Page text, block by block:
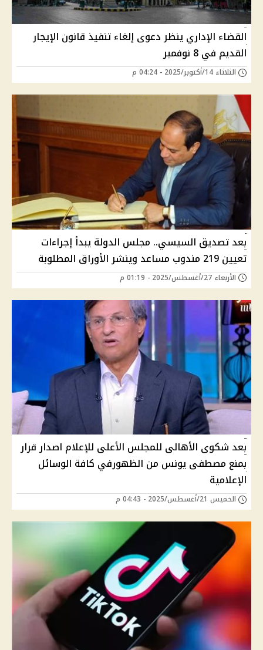
القضاء الإداري ينظر دعوى إلغاء تنفيذ قانون الإيجار
القديم في 8 نوفمبر
الثلاثاء 14/أكتوبر/2025 - 04:24 م
بعد تصديق السيسي.. مجلس الدولة يبدأ إجراءات
تعيين 219 مندوب مساعد وينشر الأوراق المطلوبة
الأربعاء 27/أغسطس/2025 - 01:19 م
بعد شكوى الأهالى للمجلس الأعلى للإعلام اصدار قرار
بمنع مصطفى يونس من الظهورفي كافة الوسائل
الإعلامية
الخميس 21/أغسطس/2025 - 04:43 م